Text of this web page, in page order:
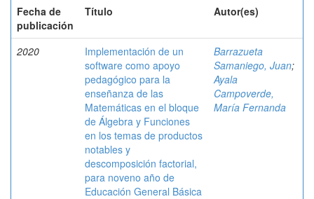
Fecha de
publicación
Título Autor(es)
2020
Implementación de un
software como apoyo
pedagógico para la
enseñanza de las
Matemáticas en el bloque
de Álgebra y Funciones
en los temas de productos
notables y
descomposición factorial,
para noveno año de
Educación General Básica
Barrazueta
Samaniego, Juan;
Ayala
Campoverde,
María Fernanda